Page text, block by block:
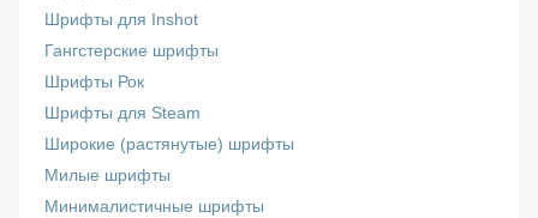
Шрифты для Inshot
Гангстерские шрифты
Шрифты Рок
Шрифты для Steam
Широкие (растянутые) шрифты
Милые шрифты
Минималистичные шрифты